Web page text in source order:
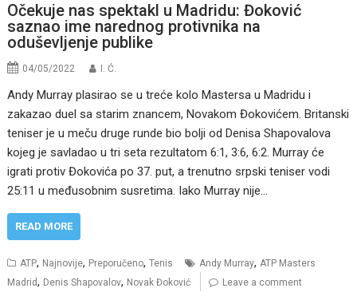
Očekuje nas spektakl u Madridu: Đoković
saznao ime narednog protivnika na
oduševljenje publike
04/05/2022 I. Ć.
Andy Murray plasirao se u treće kolo Mastersa u Madridu i
zakazao duel sa starim znancem, Novakom Đokovićem. Britanski
teniser je u meču druge runde bio bolji od Denisa Shapovalova
kojeg je savladao u tri seta rezultatom 6:1, 3:6, 6:2. Murray će
igrati protiv Đokovića po 37. put, a trenutno srpski teniser vodi
25:11 u međusobnim susretima. Iako Murray nije…
READ MORE
ATP, Najnovije, Preporučeno,Tenis Andy Murray,ATP Masters
Madrid, Denis Shapovalov, Novak Đoković Leave a comment